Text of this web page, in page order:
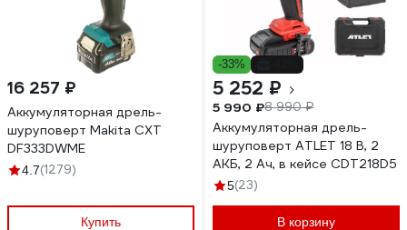
16 257 ₽
Аккумуляторная дрель-
шуруповерт Makita CXT
DF333DWME
4.7(1279)
Купить
-33%
5 252 ₽
5 990 ₽8 990 ₽
Аккумуляторная дрель-
шуруповерт ATLET 18 В, 2
АКБ, 2 Ач, в кейсе CDT218D5
5(23)
В корзину